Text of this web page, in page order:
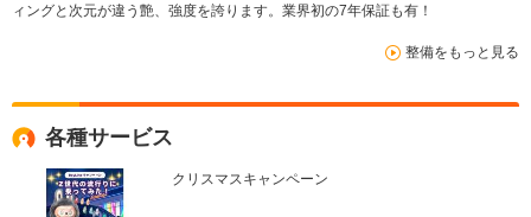
ィングと次元が違う艶、強度を誇ります。業界初の7年保証も有！
整備をもっと見る
各種サービス
クリスマスキャンペーン